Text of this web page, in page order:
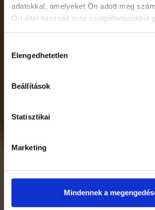
adatokkal, amelyeket Ön adott meg
Ön által használt más szolgáltatásokból
kiválasztása
Elengedhetetlen
Beállítások
Statisztikai
Marketing
Mindennek a